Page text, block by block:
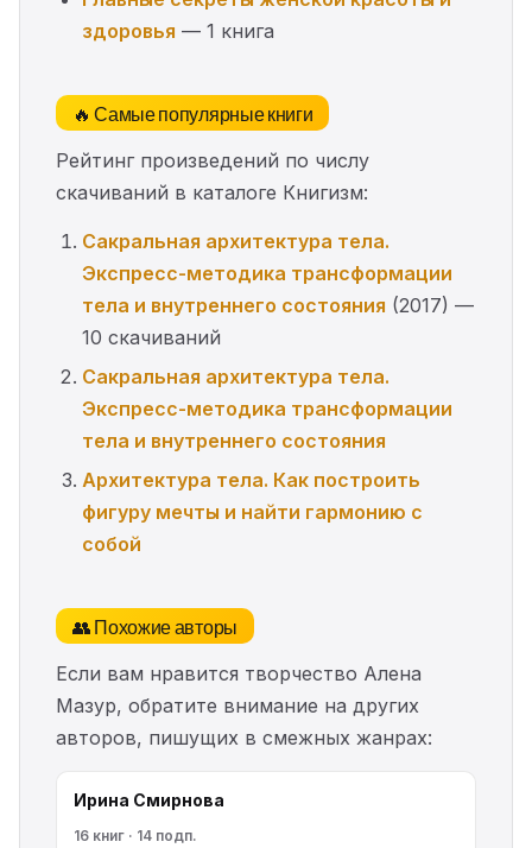
здоровья — 1 книга
🔥 Самые популярные книги
Рейтинг произведений по числу
скачиваний в каталоге Книгизм:
Сакральная архитектура тела.
Экспресс-методика трансформации
тела и внутреннего состояния (2017) —
10 скачиваний
Сакральная архитектура тела.
Экспресс-методика трансформации
тела и внутреннего состояния
Архитектура тела. Как построить
фигуру мечты и найти гармонию с
собой
👥 Похожие авторы
Если вам нравится творчество Алена
Мазур, обратите внимание на других
авторов, пишущих в смежных жанрах:
Ирина Смирнова
16 книг · 14 подп.